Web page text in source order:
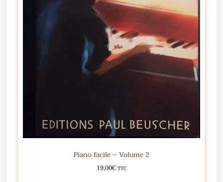
Piano facile – Volume 2
19,00€TTC